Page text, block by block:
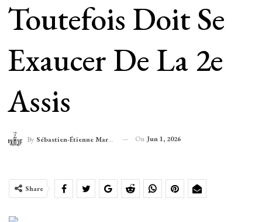
Toutefois Doit Se
Exaucer De La 2e
Assis
By Sébastien-Étienne Marechal On Jun 1, 2026
Share